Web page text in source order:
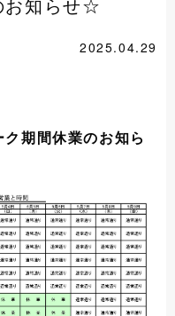
2025.04.29
ク期間休業のお知ら